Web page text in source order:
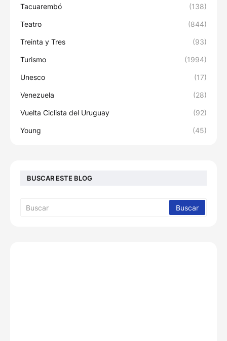
Tacuarembó (138)
Teatro (844)
Treinta y Tres (93)
Turismo (1994)
Unesco (17)
Venezuela (28)
Vuelta Ciclista del Uruguay (92)
Young (45)
BUSCAR ESTE BLOG